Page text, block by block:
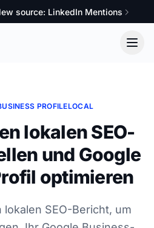
source: LinkedIn Mentions
PROFILELOCAL
lokalen SEO-
und Google
optimieren
lokalen SEO-Bericht, um